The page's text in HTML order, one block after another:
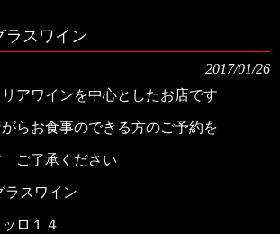
ラスワイン
2017/01/26
アワインを中心としたお店です
らお食事のできる方のご予約を
ご了承ください
ラスワイン
ロ１４